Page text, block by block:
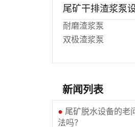
尾矿干排渣浆泵
耐磨渣浆泵
双极渣浆泵
新闻列表
● 尾矿脱水设备的老
法吗？